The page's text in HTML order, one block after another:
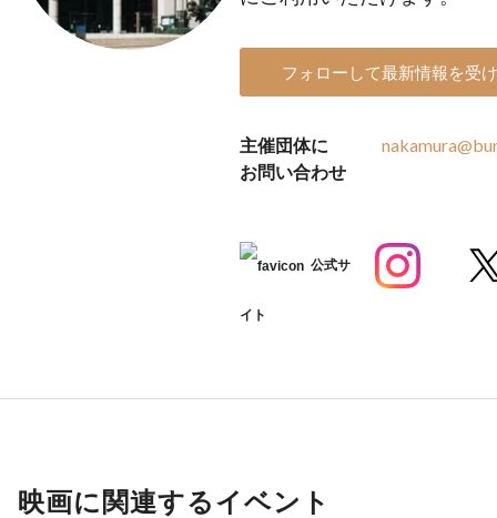
フォローして最新情報を受
主催団体に
お問い合わせ
公式サ
イト
映画に関連するイベント